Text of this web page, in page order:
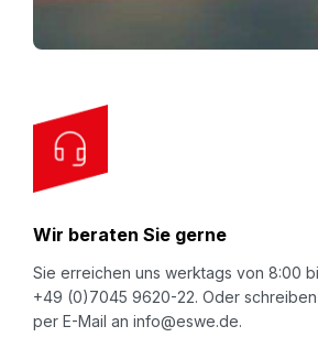
o
O
u
r
e
w
s
Wir beraten Sie gerne
Sie erreichen uns werktags von 8:00
+49 (0)7045 9620-22. Oder
per E-Mail an info@eswe.de.